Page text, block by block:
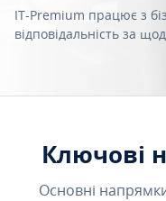
IT-Premium працює з
відповідальність за
Ключові
Основні